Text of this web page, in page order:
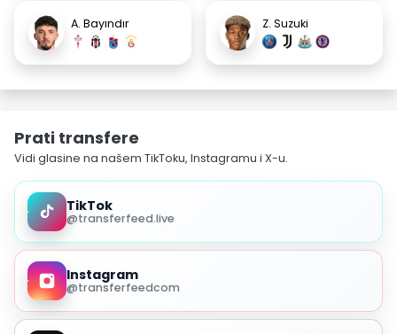
A. Bayındır Z. Suzuki
Prati transfere
Vidi glasine na našem TikToku, Instagramu i X-u.
TikTok
@transferfeed.live
Instagram
@transferfeedcom